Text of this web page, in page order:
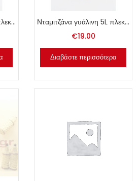
Νταμιτζάνα γυάλινη 5L πλεκτή
Νταμιτζάνα γυάλινη 5L πλεκτή
€19.00
Διαβάστε περισσότερα